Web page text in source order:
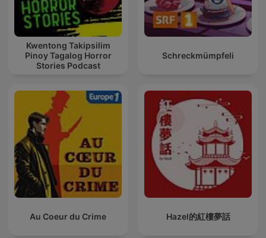
Kwentong Takipsilim
Pinoy Tagalog Horror
Stories Podcast
Schreckmümpfeli
Au Coeur du Crime Hazel的紅樓夢話